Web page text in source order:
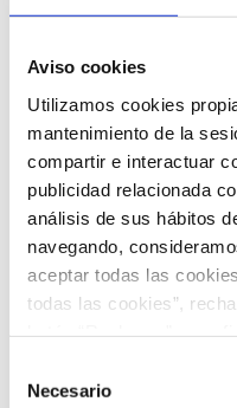
Aviso cookies
Utilizamos cookies
mantenimiento de la
compartir e interactuar
publicidad relacionada
análisis de sus hábitos
navegando,
aceptar todas las
todas las cookies”,
puede saber más acerca
Necesario
Los alumnos de 2º EP
del viernes 4 de octubre.